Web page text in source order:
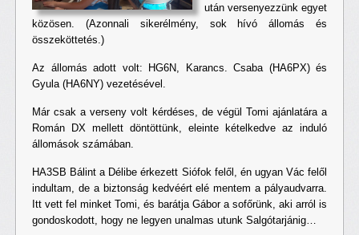
után versenyezzünk egyet
közösen. (Azonnali sikerélmény, sok hívó állomás és
összeköttetés.)
Az állomás adott volt: HG6N, Karancs. Csaba (HA6PX) és
Gyula (HA6NY) vezetésével.
Már csak a verseny volt kérdéses, de végül Tomi ajánlatára a
Román DX mellett döntöttünk, eleinte kételkedve az induló
állomások számában.
HA3SB Bálint a Délibe érkezett Siófok felől, én ugyan Vác felől
indultam, de a biztonság kedvéért elé mentem a pályaudvarra.
Itt vett fel minket Tomi, és barátja Gábor a sofőrünk, aki arról is
gondoskodott, hogy ne legyen unalmas utunk Salgótarjánig…